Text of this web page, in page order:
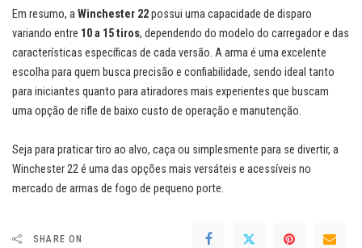
Em resumo, aWinchester 22possui uma capacidade de disparo
variando entre 10 a 15 tiros, dependendo do modelo do carregador e das
características específicas de cada versão. A arma é uma excelente
escolha para quem busca precisão e confiabilidade, sendo ideal tanto
para iniciantes quanto para atiradores mais experientes que buscam
uma opção de rifle de baixo custo de operação e manutenção.
Seja para praticar tiro ao alvo, caça ou simplesmente para se divertir, a
Winchester 22 é uma das opções mais versáteis e acessíveis no
mercado de armas de fogo de pequeno porte.
SHARE ON